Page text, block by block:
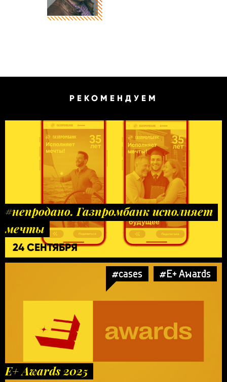
РЕКОМЕНДУЕМ
#непродано. Газпромбанк исполняет
мечты
24 СЕНТЯБРЯ
#cases #E+ Awards
E+ Awards 2025